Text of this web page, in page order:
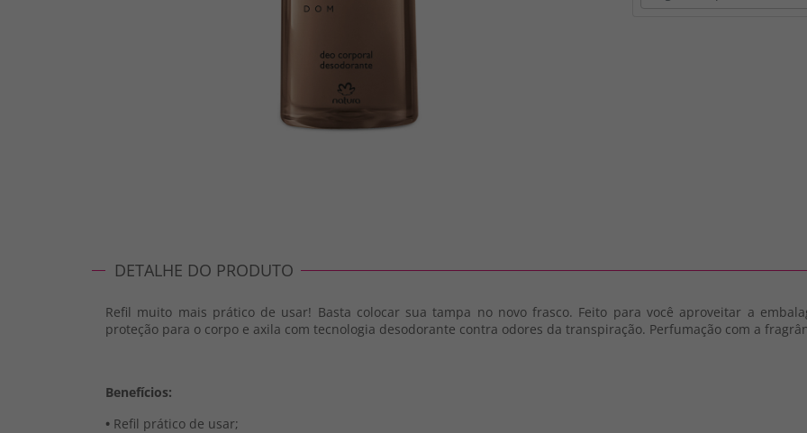
DETALHE DO PRODUTO
Refil muito mais prático de usar! Basta colocar sua tampa no novo frasco. Feito para você aproveitar a
proteção para o corpo e axila com tecnologia desodorante contra odores da transpiração. Perfumação com a
Benefícios:
• Refil prático de usar;